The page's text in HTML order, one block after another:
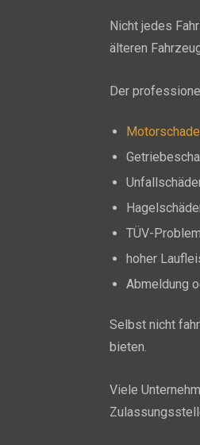
Nicht jedes
älteren
Der
TÜV-
hoher
Abmeldung
Selbst nicht
bieten.
Viele